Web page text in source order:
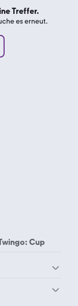
Treffer.
es erneut.
Cup